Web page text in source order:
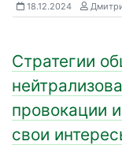
18.12.2024
Стратегии
провокации
свои